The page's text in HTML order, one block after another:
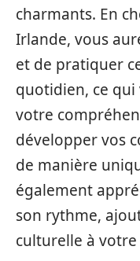
charmants. En
Irlande, vous
et de pratiquer
quotidien, ce
votre
développer vos
de manière
également
son rythme,
culturelle à votre